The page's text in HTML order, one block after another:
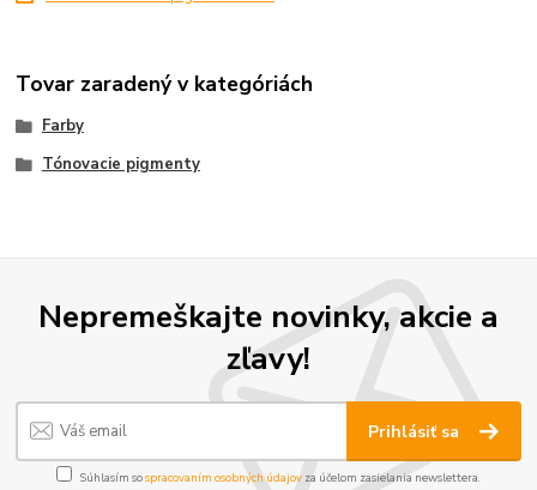
Tovar zaradený v kategóriách
Farby
Tónovacie pigmenty
Nepremeškajte novinky, akcie a
zľavy!
Prihlásiť sa
Súhlasím sospracovaním osobných údajov za účelom zasielania newslettera.